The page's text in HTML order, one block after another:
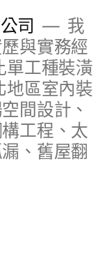
司
我
與實務經
單工種裝潢
地區室內裝
間設計、
工程、太
、舊屋翻